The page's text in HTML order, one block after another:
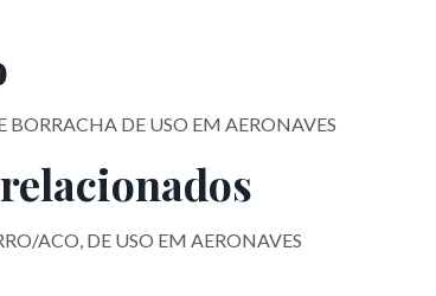
BORRACHA DE USO EM AERONAVES